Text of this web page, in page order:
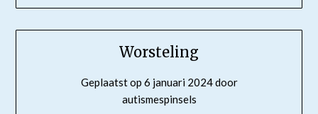
Worsteling
Geplaatst op 6 januari 2024door
autismespinsels